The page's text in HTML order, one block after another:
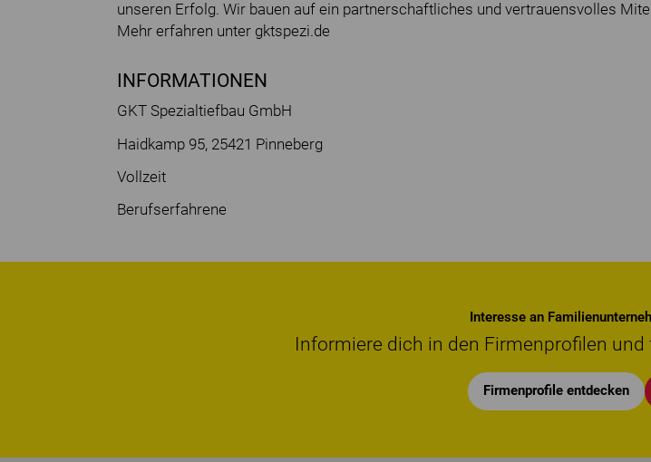
unseren Erfolg. Wir bauen auf ein partnerschaftliches und vertrauensvolles
Mehr erfahren unter gktspezi.de
INFORMATIONEN
GKT Spezialtiefbau GmbH
Haidkamp 95, 25421 Pinneberg
Vollzeit
Berufserfahrene
Interesse an
Informiere dich in den Firmenprofilen
Firmenprofile entdecken